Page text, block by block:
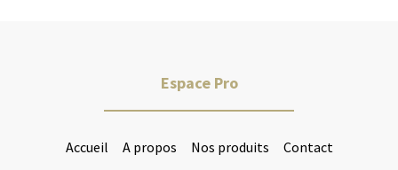
Espace Pro
Accueil A propos Nos produits Contact